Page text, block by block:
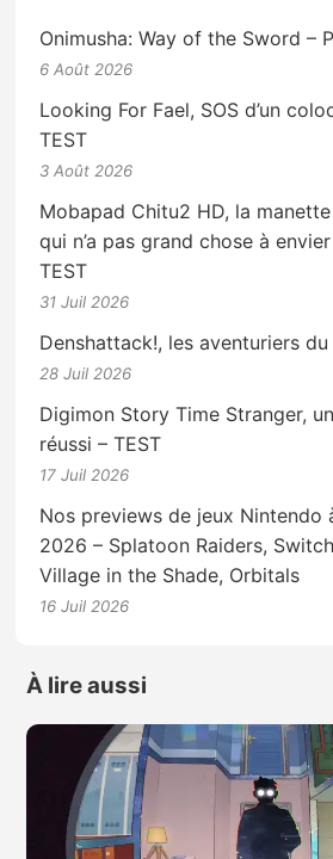
Onimusha: Way of the Sword –
6 Août 2026
Looking For Fael, SOS d’un
TEST
3 Août 2026
Mobapad Chitu2 HD, la
qui n’a pas grand chose à
TEST
31 Juil 2026
Denshattack!, les aventuriers du
28 Juil 2026
Digimon Story Time Stranger,
réussi – TEST
17 Juil 2026
Nos previews de jeux Nintendo
2026 – Splatoon Raiders,
Village in the Shade, Orbitals
16 Juil 2026
À lire aussi